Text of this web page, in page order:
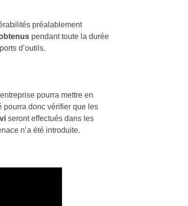
préalablement
pendant toute la durée
d’outils.
pourra mettre en
pourra donc vérifier que les
seront effectués dans les
n’a été introduite.